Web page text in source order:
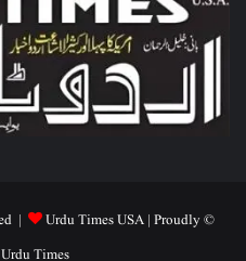
© Copyright 2026, All Rights Reserved |
Urdu Times USA| Proudly
Urdu Times